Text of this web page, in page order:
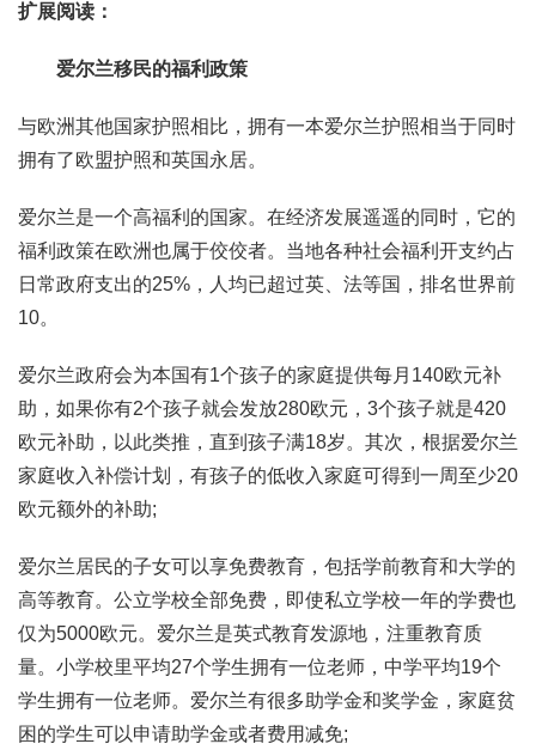
扩展阅读：
爱尔兰移民的福利政策
与欧洲其他国家护照相比，拥有一本爱尔兰护照相当于同时
拥有了欧盟护照和英国永居。
爱尔兰是一个高福利的国家。在经济发展遥遥的同时，它的
福利政策在欧洲也属于佼佼者。当地各种社会福利开支约占
日常政府支出的25%，人均已超过英、法等国，排名世界前
10。
爱尔兰政府会为本国有1个孩子的家庭提供每月140欧元补
助，如果你有2个孩子就会发放280欧元，3个孩子就是420
欧元补助，以此类推，直到孩子满18岁。其次，根据爱尔兰
家庭收入补偿计划，有孩子的低收入家庭可得到一周至少20
欧元额外的补助;
爱尔兰居民的子女可以享免费教育，包括学前教育和大学的
高等教育。公立学校全部免费，即使私立学校一年的学费也
仅为5000欧元。爱尔兰是英式教育发源地，注重教育质
量。小学校里平均27个学生拥有一位老师，中学平均19个
学生拥有一位老师。爱尔兰有很多助学金和奖学金，家庭贫
困的学生可以申请助学金或者费用减免;